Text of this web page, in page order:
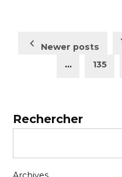
Pagination
Newer posts
… 135
Rechercher